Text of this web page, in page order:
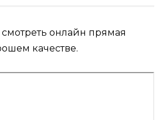
онлайн прямая
качестве.